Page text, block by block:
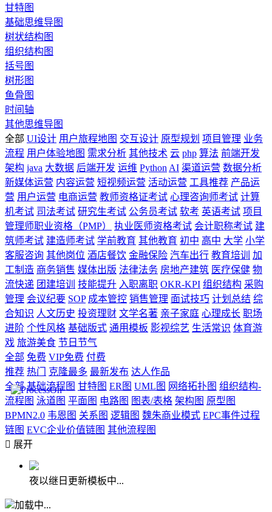
甘特图
基础思维导图
树状结构图
组织结构图
括号图
树形图
鱼骨图
时间轴
其他思维导图
全部 UI设计 用户旅程地图 交互设计 原型规划 项目管理 业务
流程 用户体验地图 需求分析 其他技术 云 php 算法 前端开发
架构 java 大数据 后端开发 运维 Python AI 渠道运营 数据分析
新媒体运营 内容运营 短视频运营 活动运营 工具推荐 产品运
营 用户运营 电商运营 教师资格证考试 心理咨询师考试 计算
机考试 司法考试 研究生考试 公务员考试 软考 英语考试 项目
管理师职业资格（PMP）
执业医师资格考试 会计职称考试 建
筑师考试 建造师考试 学前教育 其他教育 初中 高中 大学 小学
客服咨询 其他岗位 酒店餐饮 金融保险 汽车出行 教育培训
加
工制造 商务销售 媒体出版 法律法务 房地产建筑 医疗保健 物
流快递 团建培训 技能提升 入职离职 OKR-KPI 组织结构 采购
管理 会议纪要 SOP 成本管控 销售管理 面试技巧 计划总结 综
合知识 人文历史 投资理财 文学名著 亲子家庭 心理成长 职场
进阶 个性风格 基础版式 通用模板 影视综艺 生活常识 体育游
戏 旅游美食 节日节气
全部 免费 VIP免费 付费
推荐 热门 克隆最多 最新发布 达人作品
全部 基础流程图 甘特图 ER图 UML图 网络拓扑图 组织结构-
流程图 泳道图 平面图 电路图 图表/表格 架构图 原型图
BPMN2.0 韦恩图 关系图 逻辑图 魏朱商业模式 EPC事件过程
链图 EVC企业价值链图 其他流程图
 展开
夜以继日更新模板中...
加载中...